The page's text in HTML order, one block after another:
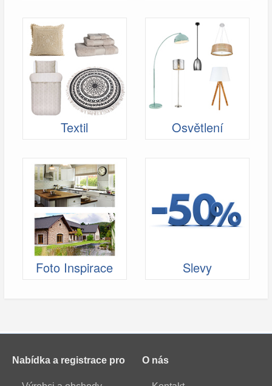
Textil Osvětlení
Foto Inspirace Slevy
Nabídka a registrace pro O nás